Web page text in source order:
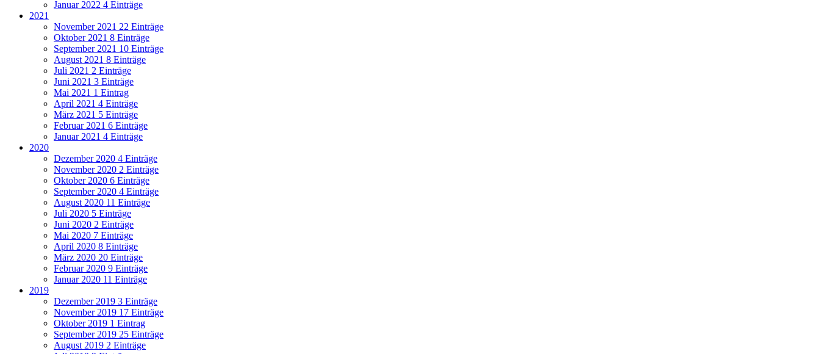
Januar 2022 4 Einträge
2021
November 2021 22 Einträge
Oktober 2021 8 Einträge
September 2021 10 Einträge
August 2021 8 Einträge
Juli 2021 2 Einträge
Juni 2021 3 Einträge
Mai 2021 1 Eintrag
April 2021 4 Einträge
März 2021 5 Einträge
Februar 2021 6 Einträge
Januar 2021 4 Einträge
2020
Dezember 2020 4 Einträge
November 2020 2 Einträge
Oktober 2020 6 Einträge
September 2020 4 Einträge
August 2020 11 Einträge
Juli 2020 5 Einträge
Juni 2020 2 Einträge
Mai 2020 7 Einträge
April 2020 8 Einträge
März 2020 20 Einträge
Februar 2020 9 Einträge
Januar 2020 11 Einträge
2019
Dezember 2019 3 Einträge
November 2019 17 Einträge
Oktober 2019 1 Eintrag
September 2019 25 Einträge
August 2019 2 Einträge